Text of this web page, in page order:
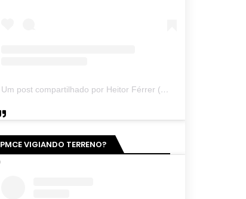
Um post compartilhado por Heitor Férrer (@heitor_ferrer77)
PMCE VIGIANDO TERRENO?